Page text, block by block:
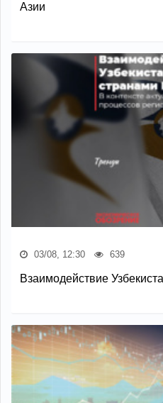
Азии
03/08, 12:30 639
Взаимодействие